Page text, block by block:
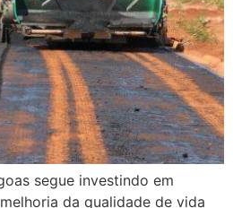
segue investindo em
da qualidade de vida